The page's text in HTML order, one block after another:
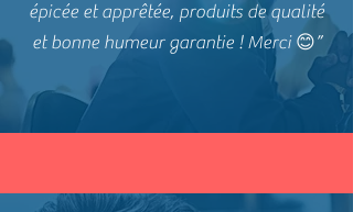
épicée et apprêtée, produits de qualité
et bonne humeur garantie ! Merci 😊”